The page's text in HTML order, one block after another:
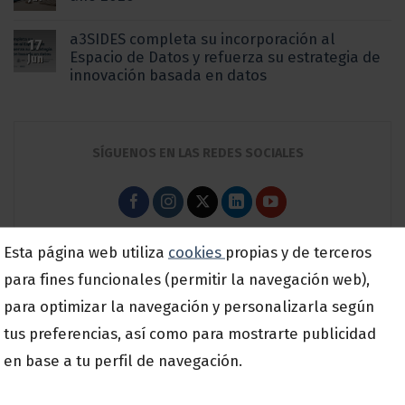
17
Jun
a3SIDES completa su incorporación al
Espacio de Datos y refuerza su estrategia de
innovación basada en datos
SÍGUENOS EN LAS REDES SOCIALES
En a3SIDES hablamos sobre…
ActualidadAsesorias y Despachos
Esta página web utiliza cookies propias y de terceros
para fines funcionales (permitir la navegación web),
para optimizar la navegación y personalizarla según
tus preferencias, así como para mostrarte publicidad
en base a tu perfil de navegación.